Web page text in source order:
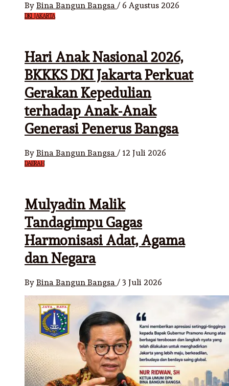
By Bina Bangun Bangsa / 6 Agustus 2026
DKI JAKARTA
Hari Anak Nasional 2026,
BKKKS DKI Jakarta Perkuat
Gerakan Kepedulian
terhadap Anak-Anak
Generasi Penerus Bangsa
By Bina Bangun Bangsa / 12 Juli 2026
DAERAH
Mulyadin Malik
Tandagimpu Gagas
Harmonisasi Adat, Agama
dan Negara
By Bina Bangun Bangsa / 3 Juli 2026